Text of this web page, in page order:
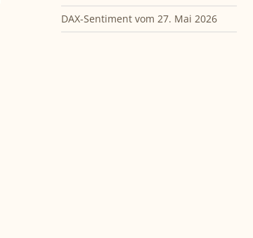
DAX-Sentiment vom 27. Mai 2026